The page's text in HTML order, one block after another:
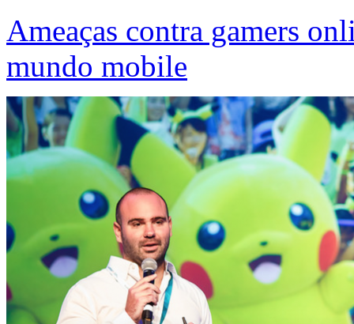
Ameaças contra gamers
mundo mobile